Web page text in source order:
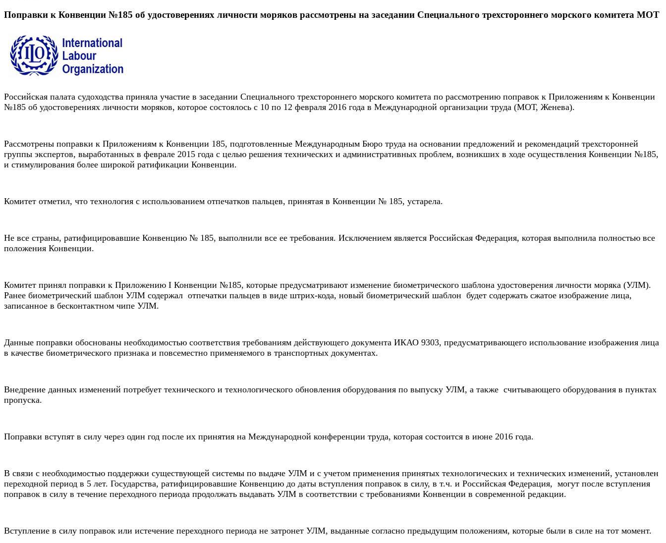
Поправки к Конвенции №185 об удостоверениях личности моряков рассмотрены на заседании Специального трехстороннего морского комитета МОТ
Российская палата судоходства приняла участие в заседании Специального трехстороннего морского комитета по рассмотрению поправок к Приложениям к Конвенции
№185 об удостоверениях личности моряков, которое состоялось с 10 по 12 февраля 2016 года в Международной организации труда (МОТ, Женева).
Рассмотрены поправки к Приложениям к Конвенции 185, подготовленные Международным Бюро труда на основании предложений и рекомендаций трехсторонней
группы экспертов, выработанных в феврале 2015 года с целью решения технических и административных проблем, возникших в ходе осуществления Конвенции №185,
и стимулирования более широкой ратификации Конвенции.
Комитет отметил, что технология с использованием отпечатков пальцев, принятая в Конвенции № 185, устарела.
Не все страны, ратифицировавшие Конвенцию № 185, выполнили все ее требования. Исключением является Российская Федерация, которая выполнила полностью все
положения Конвенции.
Комитет принял поправки к Приложению I Конвенции №185, которые предусматривают изменение биометрического шаблона удостоверения личности моряка (УЛМ).
Ранее биометрический шаблон УЛМ содержал отпечатки пальцев в виде штрих-кода, новый биометрический шаблон будет содержать сжатое изображение лица,
записанное в бесконтактном чипе УЛМ.
Данные поправки обоснованы необходимостью соответствия требованиям действующего документа ИКАО 9303, предусматривающего использование изображения лица
в качестве биометрического признака и повсеместно применяемого в транспортных документах.
Внедрение данных изменений потребует технического и технологического обновления оборудования по выпуску УЛМ, а также считывающего оборудования в пунктах
пропуска.
Поправки вступят в силу через один год после их принятия на Международной конференции труда, которая состоится в июне 2016 года.
В связи с необходимостью поддержки существующей системы по выдаче УЛМ и с учетом применения принятых технологических и технических изменений, установлен
переходной период в 5 лет. Государства, ратифицировавшие Конвенцию до даты вступления поправок в силу, в т.ч. и Российская Федерация, могут после вступления
поправок в силу в течение переходного периода продолжать выдавать УЛМ в соответствии с требованиями Конвенции в современной редакции.
Вступление в силу поправок или истечение переходного периода не затронет УЛМ, выданные согласно предыдущим положениям, которые были в силе на тот момент.